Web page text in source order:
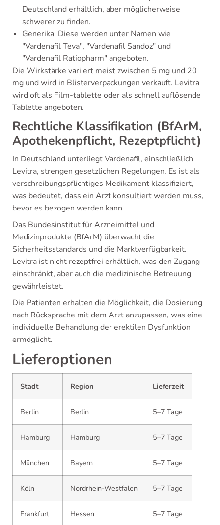
Deutschland erhältlich, aber möglicherweise
schwerer zu finden.
Generika: Diese werden unter Namen wie
"Vardenafil Teva", "Vardenafil Sandoz" und
"Vardenafil Ratiopharm" angeboten.
Die Wirkstärke variiert meist zwischen 5 mg und 20
mg und wird in Blisterverpackungen verkauft. Levitra
wird oft als Film-tablette oder als schnell auflösende
Tablette angeboten.
Rechtliche Klassifikation (BfArM,
Apothekenpflicht, Rezeptpflicht)
In Deutschland unterliegt Vardenafil, einschließlich
Levitra, strengen gesetzlichen Regelungen. Es ist als
verschreibungspflichtiges Medikament klassifiziert,
was bedeutet, dass ein Arzt konsultiert werden muss,
bevor es bezogen werden kann.
Das Bundesinstitut für Arzneimittel und
Medizinprodukte (BfArM) überwacht die
Sicherheitsstandards und die Marktverfügbarkeit.
Levitra ist nicht rezeptfrei erhältlich, was den Zugang
einschränkt, aber auch die medizinische Betreuung
gewährleistet.
Die Patienten erhalten die Möglichkeit, die Dosierung
nach Rücksprache mit dem Arzt anzupassen, was eine
individuelle Behandlung der erektilen Dysfunktion
ermöglicht.
Lieferoptionen
Stadt Region Lieferzeit
Berlin Berlin 5–7 Tage
Hamburg Hamburg 5–7 Tage
München Bayern 5–7 Tage
Köln Nordrhein-Westfalen 5–7 Tage
Frankfurt Hessen 5–7 Tage